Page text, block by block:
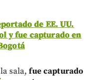
de EE. UU.
y fue capturado en
sala, fue capturado